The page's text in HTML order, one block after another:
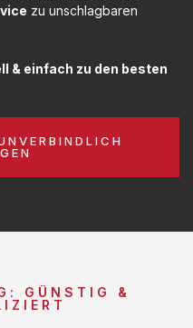
zu unschlagbaren
& einfach zu den besten
GÜNSTIG &